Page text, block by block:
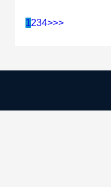
1234>>>